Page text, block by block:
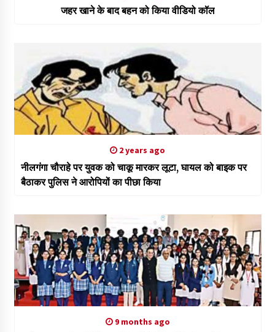
जहर खाने के बाद बहन को किया वीडियो कॉल
2 years ago
नीलगंगा चौराहे पर युवक को चाकू मारकर लूटा, घायल को बाइक पर
बैठाकर पुलिस ने आरोपियों का पीछा किया
9 months ago